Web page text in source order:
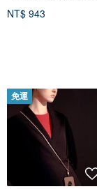
NT$ 943
免運